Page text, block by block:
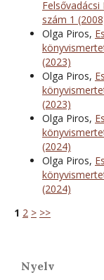
Felsővadácsi
szám 1
Olga Piros,
(2023)
Olga Piros,
(2023)
Olga Piros,
(2024)
Olga Piros,
(2024)
1 2 > >>
Nyelv